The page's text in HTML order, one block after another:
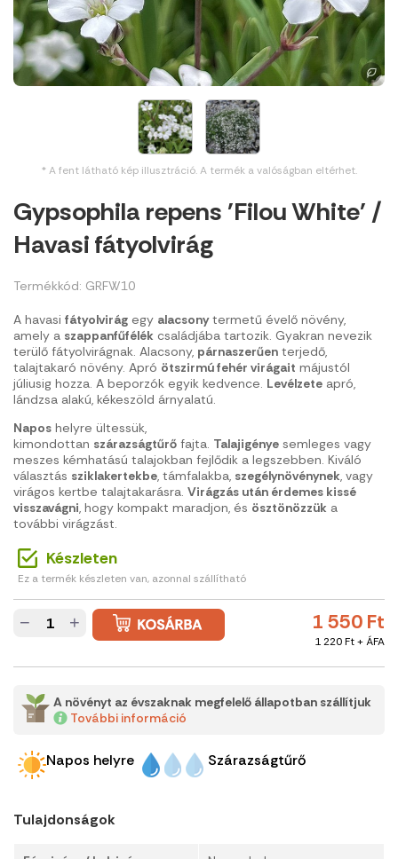
* A fent látható kép illusztráció. A termék a valóságban eltérhet.
Gypsophila repens 'Filou White' /
Havasi fátyolvirág
Termékkód: GRFW10
A havasi fátyolvirág egy alacsony termetű évelő növény,
amely a szappanfűfélék családjába tartozik. Gyakran nevezik
terülő fátyolvirágnak. Alacsony, párnaszerűen terjedő,
talajtakaró növény. Apró ötszirmú fehér virágait májustól
júliusig hozza. A beporzók egyik kedvence. Levélzete apró,
lándzsa alakú, kékeszöld árnyalatú.
Napos helyre ültessük,
kimondottan szárazságtűrő fajta. Talajigénye semleges vagy
meszes kémhatású talajokban fejlődik a legszebben. Kiváló
választás sziklakertekbe, támfalakba, szegélynövénynek, vagy
virágos kertbe talajtakarásra. Virágzás után érdemes kissé
visszavágni, hogy kompakt maradjon, és ösztönözzük a
további virágzást.
Készleten
Ez a termék készleten van, azonnal szállítható
1 550 Ft
1 220 Ft + ÁFA
− +
A növényt az évszaknak megfelelő állapotban szállítjuk
További információ
Napos helyre Szárazságtűrő
Tulajdonságok